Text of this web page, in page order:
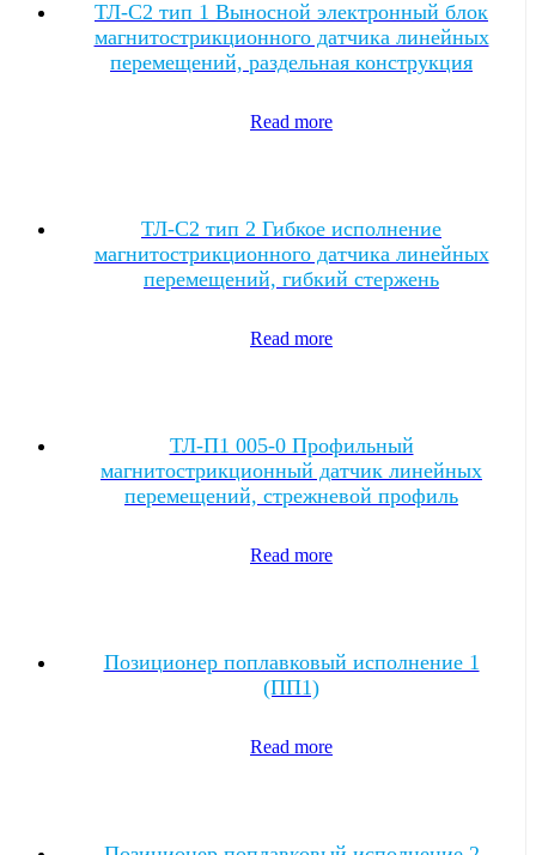
ТЛ-C2 тип 1 Выносной электронный блок
магнитострикционного датчика линейных
перемещений, раздельная конструкция
Read more
ТЛ-C2 тип 2 Гибкое исполнение
магнитострикционного датчика линейных
перемещений, гибкий стержень
Read more
ТЛ-П1 005-0 Профильный
магнитострикционный датчик линейных
перемещений, стрежневой профиль
Read more
Позиционер поплавковый исполнение 1
(ПП1)
Read more